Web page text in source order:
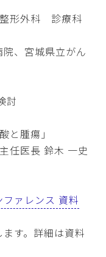
形外科 診療科
、宮城県立がん
討
と腫瘍」
任医長 鈴木 一史
ァレンス 資料
す。詳細は資料